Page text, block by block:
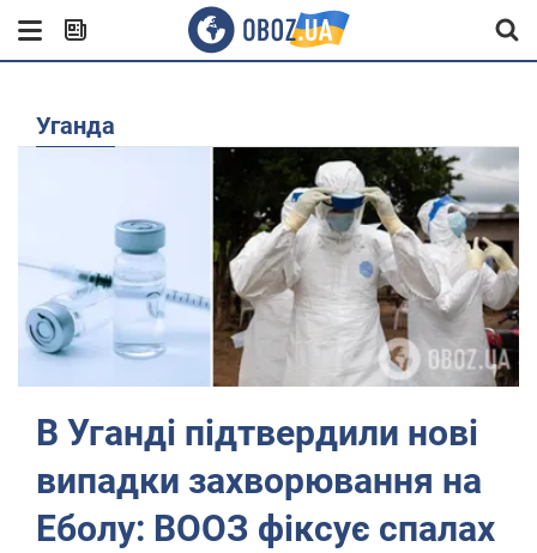
Уганда
В Уганді підтвердили нові
випадки захворювання на
Еболу: ВООЗ фіксує спалах